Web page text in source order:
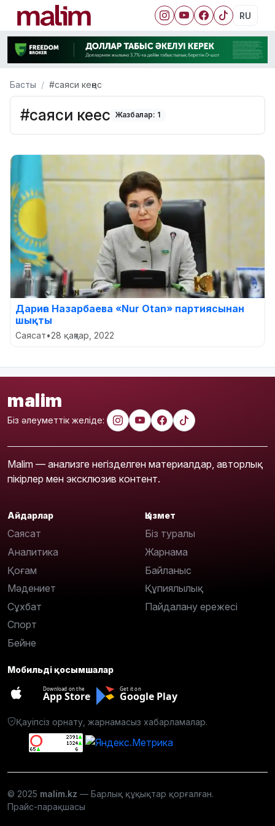
RU
Басты #саяси кеңес
#саяси кеңес Жазбалар: 1
Дариға Назарбаева «Nur Otan» партиясынан
шықты
Саясат•28 қаңтар, 2022
malim
Біз әлеуметтік желіде:
Malim — анализге негізделген материалдар, авторлық
пікірлер мен эксклюзив контент.
Айдарлар
Саясат
Аналитика
Қоғам
Мәдениет
Сұхбат
Спорт
Бейне
Қызмет
Біз туралы
Жарнама
Байланыс
Құпиялылық
Пайдалану ережесі
Мобильді қосымшалар
Download on the
App Store
Get it on
Google Play
Қауіпсіз орнату, жарнамасыз хабарламалар.
© 2025 malim.kz — Барлық құқықтар қорғалған.
Прайс-парақшасы